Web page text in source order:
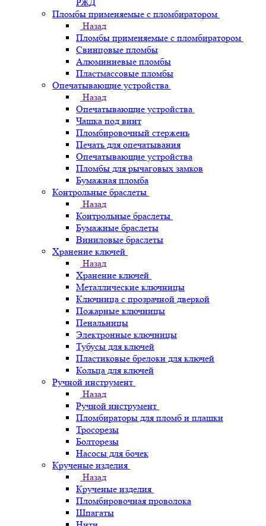
Пломбы применяемые с пломбиратором
Назад
Пломбы применяемые с пломбиратором
Свинцовые пломбы
Алюминиевые пломбы
Пластмассовые пломбы
Опечатывающие устройства
Назад
Опечатывающие устройства
Чашка под винт
Пломбировочный стержень
Печать для опечатывания
Опечатывающие устройства
Пломбы для рычаговых замков
Бумажная пломба
Контрольные браслеты
Назад
Контрольные браслеты
Бумажные браслеты
Виниловые браслеты
Хранение ключей
Назад
Хранение ключей
Металлические ключницы
Ключница с прозрачной дверкой
Пожарные ключницы
Пенальницы
Электронные ключницы
Тубусы для ключей
Пластиковые брелоки для ключей
Кольца для ключей
Ручной инструмент
Назад
Ручной инструмент
Пломбираторы для пломб и плашки
Тросорезы
Болторезы
Насосы для бочек
Крученые изделия
Назад
Крученые изделия
Пломбировочная проволока
Шпагаты